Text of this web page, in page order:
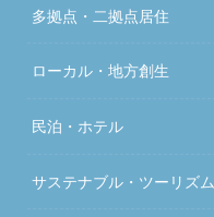
多拠点・二拠点居住
ローカル・地方創生
民泊・ホテル
サステナブル・ツーリズム